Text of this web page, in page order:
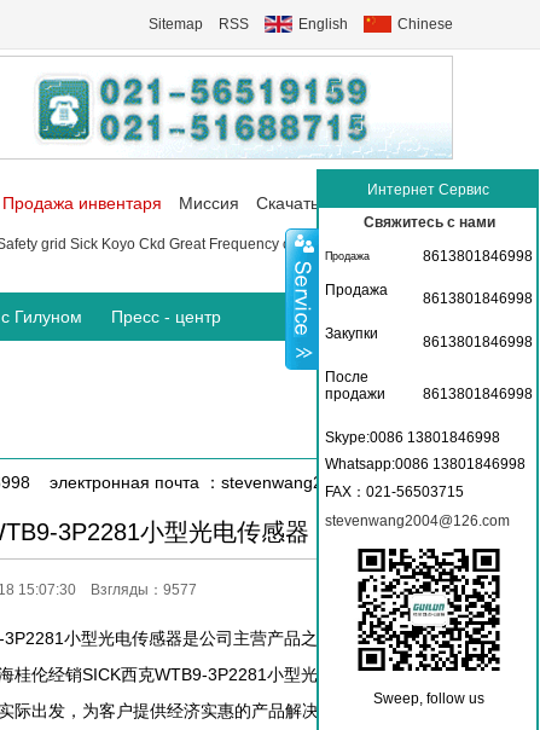
Sitemap RSS English Chinese
Продажа инвентаря Миссия Скачать Коммуникация
grid Sick Koyo Ckd Great Frequency converter
с Гилуном Пресс - центр
электронная почта ：stevenwang2004@126.com
3P2281小型光电传感器
15:07:30 Взгляды：9577
小型光电传感器是公司主营产品之一，热销欧美
桂伦经销SICK西克WTB9-3P2281小型光电传感器十
际出发，为客户提供经济实惠的产品解决方案，是您值
Интернет Сервис
Свяжитесь с нами
Продажа
8613801846998
Продажа
8613801846998
Закупки 8613801846998
После
продажи
8613801846998
Skype:0086 13801846998
Whatsapp:0086 13801846998
FAX ：021-56503715
stevenwang2004@126.com
Sweep, follow us